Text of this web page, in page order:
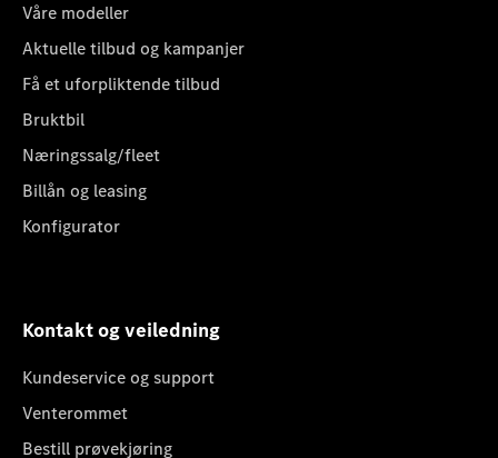
Våre modeller
Aktuelle tilbud og kampanjer
Få et uforpliktende tilbud
Bruktbil
Næringssalg/fleet
Billån og leasing
Konfigurator
Kontakt og veiledning
Kundeservice og support
Venterommet
Bestill prøvekjøring